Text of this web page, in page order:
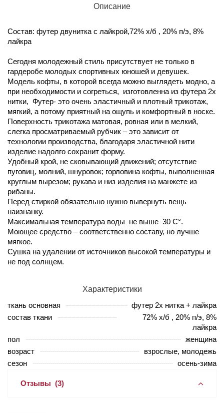
Описание
Состав: футер двунитка с лайкрой,72% х/б , 20% п/э, 8%
лайкра
Сегодня молодежный стиль присутствует не только в
гардеробе молодых спортивных юношей и девушек.
Модель кофты, в которой всегда можно выглядеть модно, а
при необходимости и согреться, изготовленна из футера 2х
нитки, Футер- это очень эластичный и плотный трикотаж,
мягкий, а потому приятный на ощупь и комфортный в носке.
Поверхность трикотажа матовая, ровная или в мелкий,
слегка просматриваемый рубчик – это зависит от
технологии производства, благодаря эластичной нити
изделие надолго сохранит форму.
Удобный крой, не сковывающий движений; отсутствие
пуговиц, молний, шнуровок; горловина кофты, выполненная
круглым вырезом; рукава и низ изделия на манжете из
рибаны.
Перед стиркой обязательно нужно вывернуть вещь
наизнанку.
Максимальная температура воды не выше 30 С°.
Моющее средство – соответственно составу, но лучше
мягкое.
Сушка на удалении от источников высокой температуры и
не под солнцем.
Характеристики
ткань основная
футер 2х нитка + лайкра
состав ткани
72% х/б , 20% п/э, 8%
лайкра
пол
женщина
возраст
взрослые, молодежь
сезон
осень-зима
Отзывы (3)